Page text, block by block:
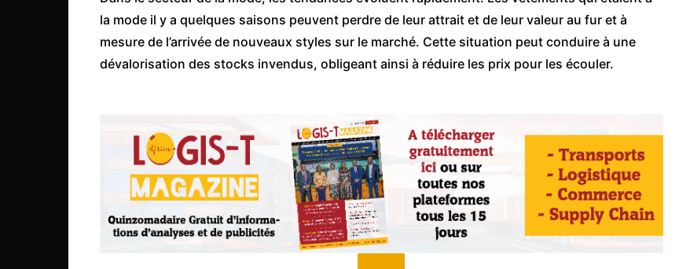
Ile Maurice
Lesotho Fr
Malawi Fr
Maroc
Mauritanie
Mozambique
la mode il y a quelques saisons peuvent perdre de leur attrait et de leur valeur au fur et à
mesure de l’arrivée de nouveaux styles sur le marché. Cette situation peut conduire à une
dévalorisation des stocks invendus, obligeant ainsi à réduire les prix pour les écouler.